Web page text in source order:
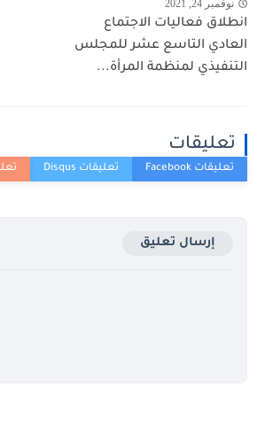
نوفمبر 24, 2021
انطلاق فعاليات الاجتماع
العادي التاسع عشر للمجلس
التنفيذي لمنظمة المرأة...
تعليقات
إرسال تعليق